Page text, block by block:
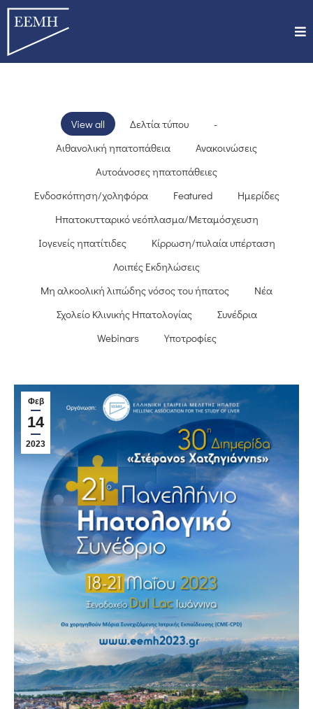
View all Δελτία τύπου
-
Αιθανολική ηπατοπάθεια
Ανακοινώσεις
Αυτοάνοσες ηπατοπάθειες
Ενδοσκόπηση/χοληφόρα
Featured
Ημερίδες
Ηπατοκυτταρικό νεόπλασμα/Μεταμόσχευση
Ιογενείς ηπατίτιδες
Κίρρωση/πυλαία υπέρταση
Λοιπές Εκδηλώσεις
Μη αλκοολική λιπώδης νόσος του ήπατος
Νέα
Σχολείο Κλινικής Ηπατολογίας
Συνέδρια
Webinars
Υποτροφίες
Φεβ
14
2023